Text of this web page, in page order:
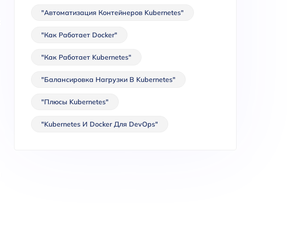
"Автоматизация Контейнеров Kubernetes"
"Как Работает Docker"
"Как Работает Kubernetes"
"Балансировка Нагрузки В Kubernetes"
"Плюсы Kubernetes"
"Kubernetes И Docker Для DevOps"